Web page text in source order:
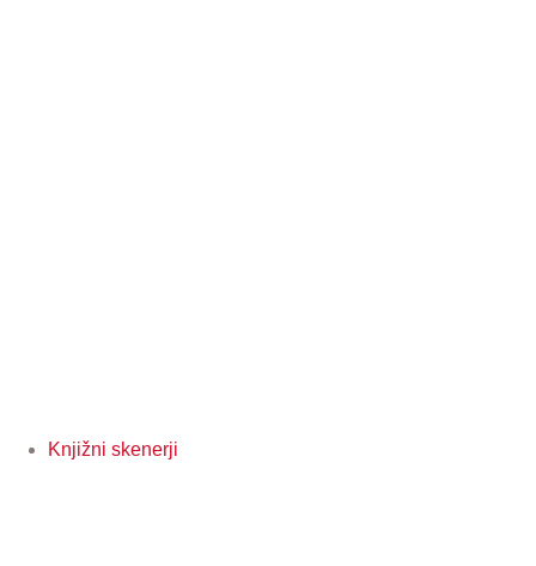
Knjižni skenerji